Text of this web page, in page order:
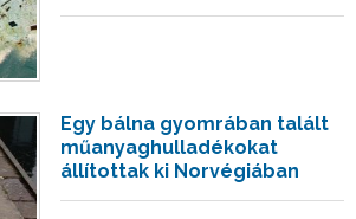
Egy bálna gyomrában talált
műanyaghulladékokat
állítottak ki Norvégiában